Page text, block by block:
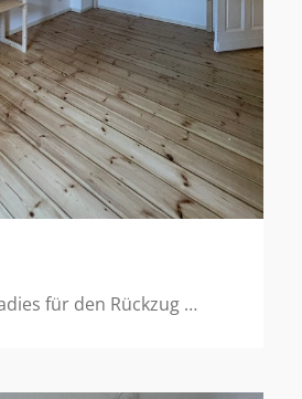
für den Rückzug …